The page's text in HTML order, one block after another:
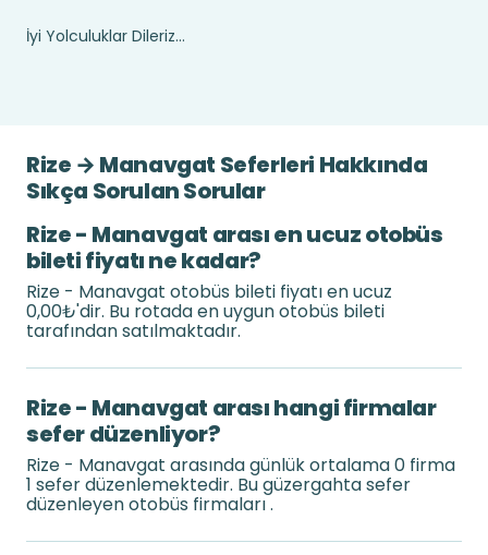
İyi Yolculuklar Dileriz...
Rize → Manavgat Seferleri Hakkında
Sıkça Sorulan Sorular
Rize - Manavgat arası en ucuz otobüs
bileti fiyatı ne kadar?
Rize - Manavgat otobüs bileti fiyatı en ucuz
0,00₺'dir. Bu rotada en uygun otobüs bileti
tarafından satılmaktadır.
Rize - Manavgat arası hangi firmalar
sefer düzenliyor?
Rize - Manavgat arasında günlük ortalama 0 firma
1 sefer düzenlemektedir. Bu güzergahta sefer
düzenleyen otobüs firmaları .